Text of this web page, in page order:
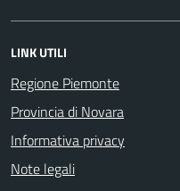
LINK UTILI
Regione Piemonte
Provincia di Novara
Informativa privacy
Note legali